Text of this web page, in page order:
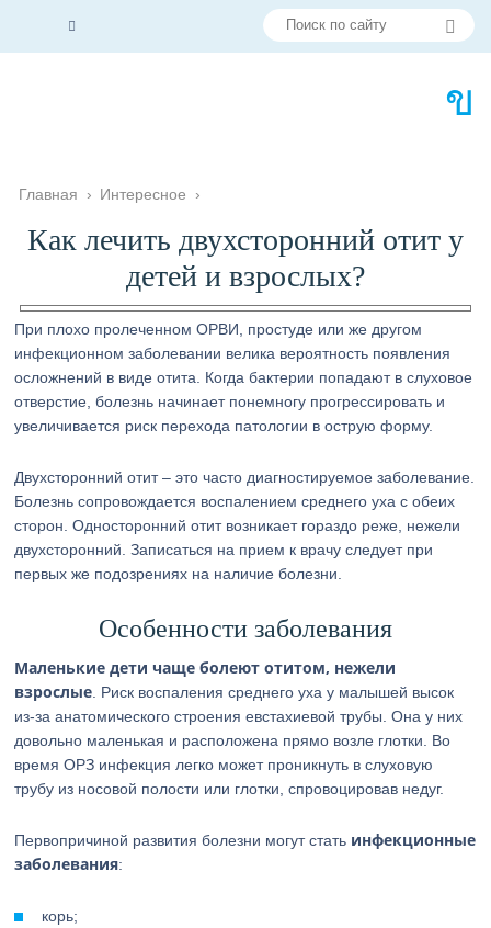
Главная › Интересное ›
Как лечить двухсторонний отит у
детей и взрослых?
При плохо пролеченном ОРВИ, простуде или же другом
инфекционном заболевании велика вероятность появления
осложнений в виде отита. Когда бактерии попадают в слуховое
отверстие, болезнь начинает понемногу прогрессировать и
увеличивается риск перехода патологии в острую форму.
Двухсторонний отит – это часто диагностируемое заболевание.
Болезнь сопровождается воспалением среднего уха с обеих
сторон. Односторонний отит возникает гораздо реже, нежели
двухсторонний. Записаться на прием к врачу следует при
первых же подозрениях на наличие болезни.
Особенности заболевания
Маленькие дети чаще болеют отитом, нежели
взрослые . Риск воспаления среднего уха у малышей высок
из-за анатомического строения евстахиевой трубы. Она у них
довольно маленькая и расположена прямо возле глотки. Во
время ОРЗ инфекция легко может проникнуть в слуховую
трубу из носовой полости или глотки, спровоцировав недуг.
Первопричиной развития болезни могут стать инфекционные
заболевания:
корь;